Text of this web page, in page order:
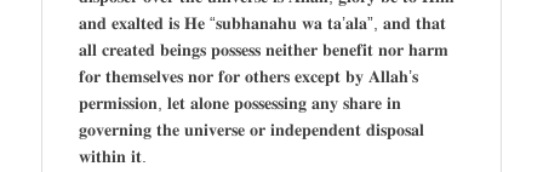
𝐚𝐧𝐝 𝐞𝐱𝐚𝐥𝐭𝐞𝐝 𝐢𝐬 𝐇𝐞 “𝐬𝐮𝐛𝐡𝐚𝐧𝐚𝐡𝐮 𝐰𝐚 𝐭𝐚’𝐚𝐥𝐚”, 𝐚𝐧𝐝 𝐭𝐡𝐚𝐭
𝐚𝐥𝐥 𝐜𝐫𝐞𝐚𝐭𝐞𝐝 𝐛𝐞𝐢𝐧𝐠𝐬 𝐩𝐨𝐬𝐬𝐞𝐬𝐬 𝐧𝐞𝐢𝐭𝐡𝐞𝐫 𝐛𝐞𝐧𝐞𝐟𝐢𝐭 𝐧𝐨𝐫 𝐡𝐚𝐫𝐦
𝐟𝐨𝐫 𝐭𝐡𝐞𝐦𝐬𝐞𝐥𝐯𝐞𝐬 𝐧𝐨𝐫 𝐟𝐨𝐫 𝐨𝐭𝐡𝐞𝐫𝐬 𝐞𝐱𝐜𝐞𝐩𝐭 𝐛𝐲 𝐀𝐥𝐥𝐚𝐡’𝐬
𝐩𝐞𝐫𝐦𝐢𝐬𝐬𝐢𝐨𝐧, 𝐥𝐞𝐭 𝐚𝐥𝐨𝐧𝐞 𝐩𝐨𝐬𝐬𝐞𝐬𝐬𝐢𝐧𝐠 𝐚𝐧𝐲 𝐬𝐡𝐚𝐫𝐞 𝐢𝐧
𝐠𝐨𝐯𝐞𝐫𝐧𝐢𝐧𝐠 𝐭𝐡𝐞 𝐮𝐧𝐢𝐯𝐞𝐫𝐬𝐞 𝐨𝐫 𝐢𝐧𝐝𝐞𝐩𝐞𝐧𝐝𝐞𝐧𝐭 𝐝𝐢𝐬𝐩𝐨𝐬𝐚𝐥
𝐰𝐢𝐭𝐡𝐢𝐧 𝐢𝐭.